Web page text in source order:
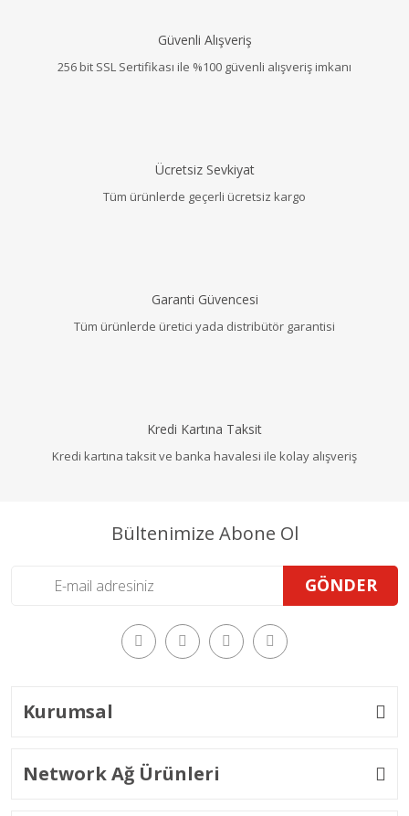
Güvenli Alışveriş
256 bit SSL Sertifikası ile %100 güvenli alışveriş imkanı
Ücretsiz Sevkiyat
Tüm ürünlerde geçerli ücretsiz kargo
Garanti Güvencesi
Tüm ürünlerde üretici yada distribütör garantisi
Kredi Kartına Taksit
Kredi kartına taksit ve banka havalesi ile kolay alışveriş
Bültenimize Abone Ol
GÖNDER
Kurumsal
Network Ağ Ürünleri